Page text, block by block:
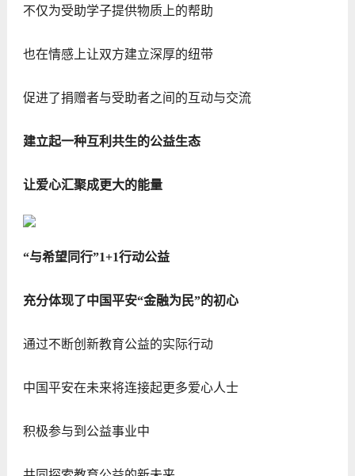
不仅为受助学子提供物质上的帮助
也在情感上让双方建立深厚的纽带
促进了捐赠者与受助者之间的互动与交流
建立起一种互利共生的公益生态
让爱心汇聚成更大的能量
“与希望同行”1+1行动公益
充分体现了中国平安“金融为民”的初心
通过不断创新教育公益的实际行动
中国平安在未来将连接起更多爱心人士
积极参与到公益事业中